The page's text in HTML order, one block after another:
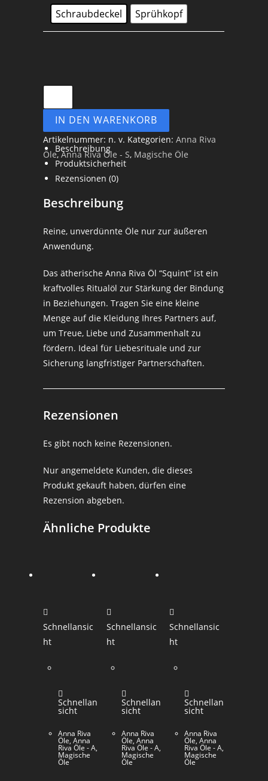
Schraubdeckel Sprühkopf
IN DEN WARENKORB
Artikelnummer: n. v. Kategorien:Anna Riva
Öle,Anna Riva Öle - S, Magische Öle
Beschreibung
Produktsicherheit
Rezensionen (0)
Beschreibung
Reine, unverdünnte Öle nur zur äußeren
Anwendung.
Das ätherische Anna Riva Öl “Squint” ist ein
kraftvolles Ritualöl zur Stärkung der Bindung
in Beziehungen. Tragen Sie eine kleine
Menge auf die Kleidung Ihres Partners auf,
um Treue, Liebe und Zusammenhalt zu
fördern. Ideal für Liebesrituale und zur
Sicherung langfristiger Partnerschaften.
Rezensionen
Es gibt noch keine Rezensionen.
Nur angemeldete Kunden, die dieses
Produkt gekauft haben, dürfen eine
Rezension abgeben.
Ähnliche Produkte
Schnellansic
ht
Schnellan
sicht
Anna Riva
Öle,Anna
Riva Öle - A,
Magische
Öle
Schnellansic
ht
Schnellan
sicht
Anna Riva
Öle, Anna
Riva Öle - A,
Magische
Öle
Schnellansic
ht
Schnellan
sicht
Anna Riva
Öle, Anna
Riva Öle - A,
Magische
Öle